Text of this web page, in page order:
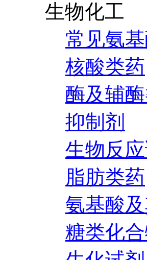
生物化工
常见氨
核酸类药
酶及辅
抑制剂
生物反
脂肪类药
氨基酸
糖类化